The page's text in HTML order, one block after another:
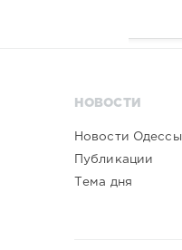
НОВОСТИ
Новости Одессы
Публикации
Тема дня